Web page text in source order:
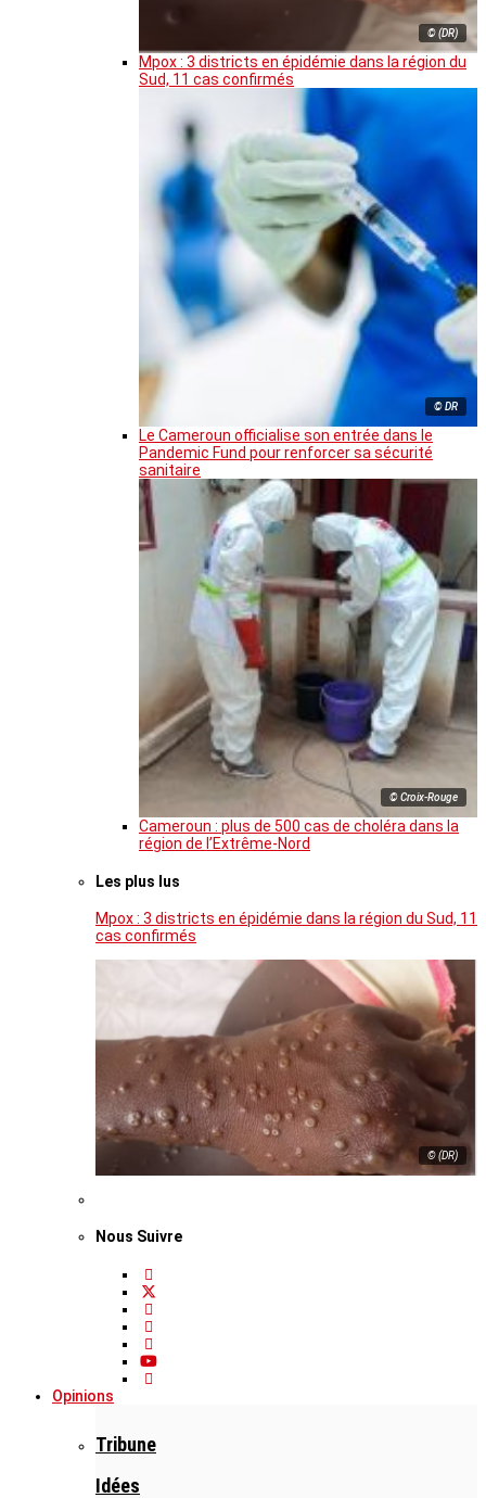
© (DR)
Mpox : 3 districts en épidémie dans la région du
Sud, 11 cas confirmés
© DR
Le Cameroun officialise son entrée dans le
Pandemic Fund pour renforcer sa sécurité
sanitaire
© Croix-Rouge
Cameroun : plus de 500 cas de choléra dans la
région de l’Extrême-Nord
Les plus lus
Mpox : 3 districts en épidémie dans la région du Sud, 11
cas confirmés
© (DR)
Nous Suivre
Opinions
Tribune
Idées